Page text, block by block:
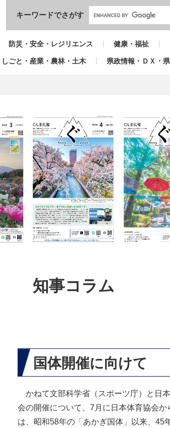
本文へ
キーワードでさがす
防災・安全・レジリエンス 健康・福祉
しごと・産業・農林・土木 県政情報・ＤＸ・
知事コラム
国体開催に向けて
かねて文部科学省（スポーツ庁）と日
会の開催について、7月に日本体育協会
は、昭和58年の「あかぎ国体」以来、45